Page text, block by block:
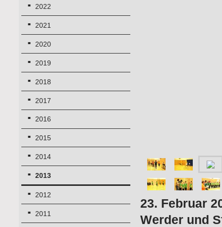
2022
2021
2020
2019
2018
2017
2016
2015
2014
2013
2012
2011
23. Februar
Werder und